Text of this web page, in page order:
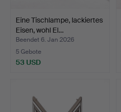
Eine Tischlampe, lackiertes
Eisen, wohl El…
Beendet 6. Jan 2026
5 Gebote
53 USD